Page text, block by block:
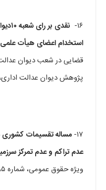
۱۶- نقدی بر رای شعبه ۱۰
استخدام اعضای هیأت
قضایی در شعب دیوان
پژوهش دیوان عدالت اداری،
۱۷- مساله تقسیمات کشوری
عدم تراکم و عدم تمرکز
ویژه حقوق عمومی، شماره ۵، زمستان ۱۳۸۸٫